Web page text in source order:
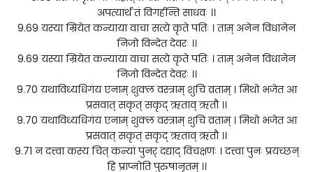
अपत्यार्थं तं विगर्हन्ति साधवः ।।
9.69 यस्या म्रियेत कन्याया वाचा सत्ये कृते पतिः । ताम् अनेन विधानेन
निजो विन्देत देवरः ।।
9.69 यस्या म्रियेत कन्याया वाचा सत्ये कृते पतिः । ताम् अनेन विधानेन
निजो विन्देत देवरः ।।
9.70 यथाविध्यधिगंय एनाम् शुक्ल वस्त्राम् शुचि व्रताम् । मिथो भजेत आ
प्रसवात् सकृत् सकृद् ऋताव् ऋतौ ।।
9.70 यथाविध्यधिगंय एनाम् शुक्ल वस्त्राम् शुचि व्रताम् । मिथो भजेत आ
प्रसवात् सकृत् सकृद् ऋताव् ऋतौ ।।
9.71 न दत्त्वा कस्य चित् कन्यां पुनर् दद्याद् विचक्षणः । दत्त्वा पुनः प्रयच्छन्
हि प्राप्नोति पुरुषानृतम् ।।